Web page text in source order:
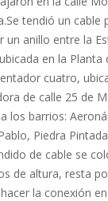
tendió un cable
un anillo entre la
en la Planta
cuatro,
de calle 25 de
los barrios:
Piedra
de cable se
de altura, resta
la conexión